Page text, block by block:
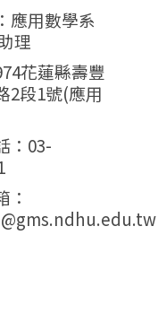
應用數學系
理
花蓮縣壽豐
2段1號(應用
：03-
：